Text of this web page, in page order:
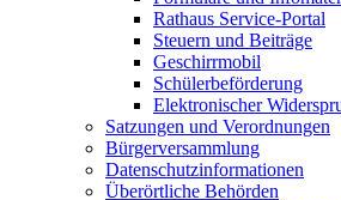
Rathaus Service-Portal
Steuern und Beiträge
Geschirrmobil
Schülerbeförderung
Elektronischer
Satzungen und Verordnungen
Bürgerversammlung
Datenschutzinformationen
Überörtliche Behörden